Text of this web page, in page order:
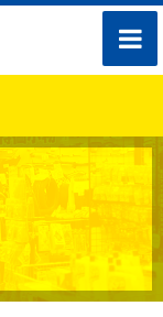
toggle